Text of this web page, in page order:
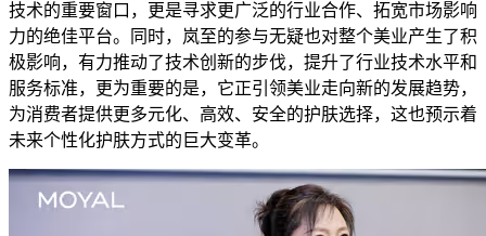
技术的重要窗口，更是寻求更广泛的行业合作、拓宽市场影响
力的绝佳平台。同时，岚至的参与无疑也对整个美业产生了积
极影响，有力推动了技术创新的步伐，提升了行业技术水平和
服务标准，更为重要的是，它正引领美业走向新的发展趋势，
为消费者提供更多元化、高效、安全的护肤选择，这也预示着
未来个性化护肤方式的巨大变革。